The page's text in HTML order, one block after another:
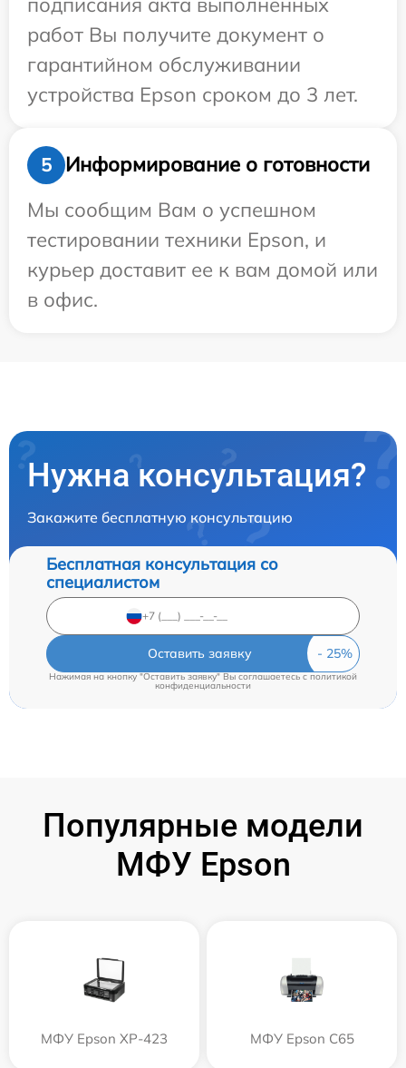
работ Вы получите документ о
гарантийном обслуживании
устройства Epson сроком до 3 лет.
5
Информирование о готовности
Мы сообщим Вам о успешном
тестировании техники Epson, и
курьер доставит ее к вам домой или
в офис.
Нужна консультация?
Закажите бесплатную консультацию
Бесплатная консультация со
специалистом
Оставить заявку
Нажимая на кнопку "Оставить заявку" Вы соглашаетесь cполитикой
конфиденциальности
Популярные модели
МФУ Epson
МФУ Epson XP-423 МФУ Epson C65